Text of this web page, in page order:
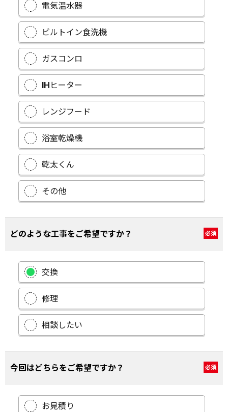
電気温水器
ビルトイン食洗機
ガスコンロ
IHヒーター
レンジフード
浴室乾燥機
乾太くん
その他
どのような工事をご希望ですか？ 必須
交換
修理
相談したい
今回はどちらをご希望ですか？ 必須
お見積り